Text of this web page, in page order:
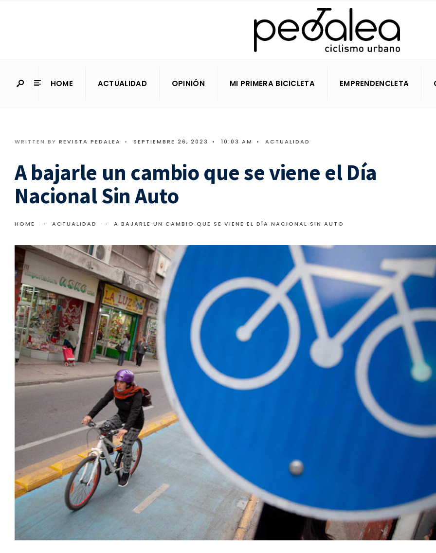
HOME ACTUALIDAD OPINIÓN MI PRIMERA BICICLETA EMPRENDENCLETA
WRITTEN BY REVISTA PEDALEA • SEPTIEMBRE 26, 2023 • 10:03 AM • ACTUALIDAD
A bajarle un cambio que se viene el Día
Nacional Sin Auto
HOME ACTUALIDAD A BAJARLE UN CAMBIO QUE SE VIENE EL DÍA NACIONAL SIN AUTO